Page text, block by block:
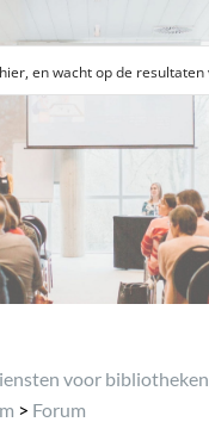
voor bibliotheken
> Forum